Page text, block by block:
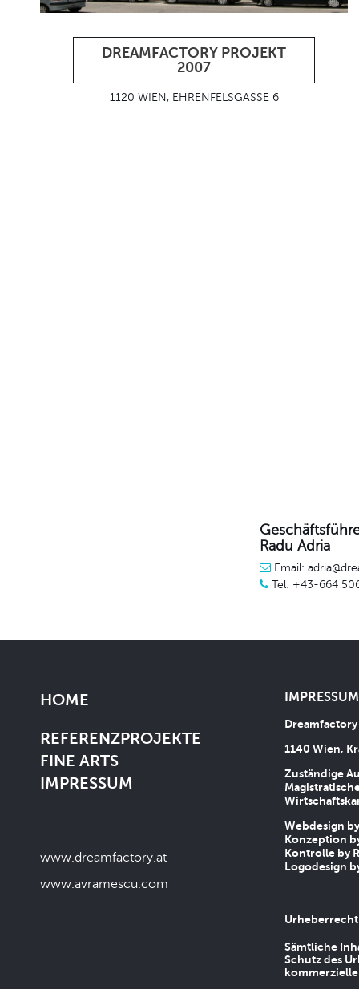
DREAMFACTORY PROJEKT
2007
1120 WIEN, EHRENFELSGASSE 6
Radu Adria
Email:
Tel: +43-664
HOME
REFERENZPROJEKTE
FINE ARTS
IMPRESSUM
www.dreamfactory.at
www.avramescu.com
1140 Wien,
Zuständige
Webdesign
Konzeption
Kontrolle by
Logodesign
Urheberrecht
Sämtliche
Schutz des